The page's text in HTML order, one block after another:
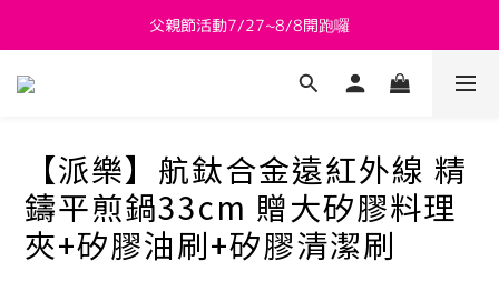
新會員送 $800購物金
父親節活動7/27~8/8開跑囉
新會員送 $800購物金
【派樂】航鈦合金遠紅外線 精
鑄平煎鍋33cm 贈大矽膠料理
夾+矽膠油刷+矽膠清潔刷